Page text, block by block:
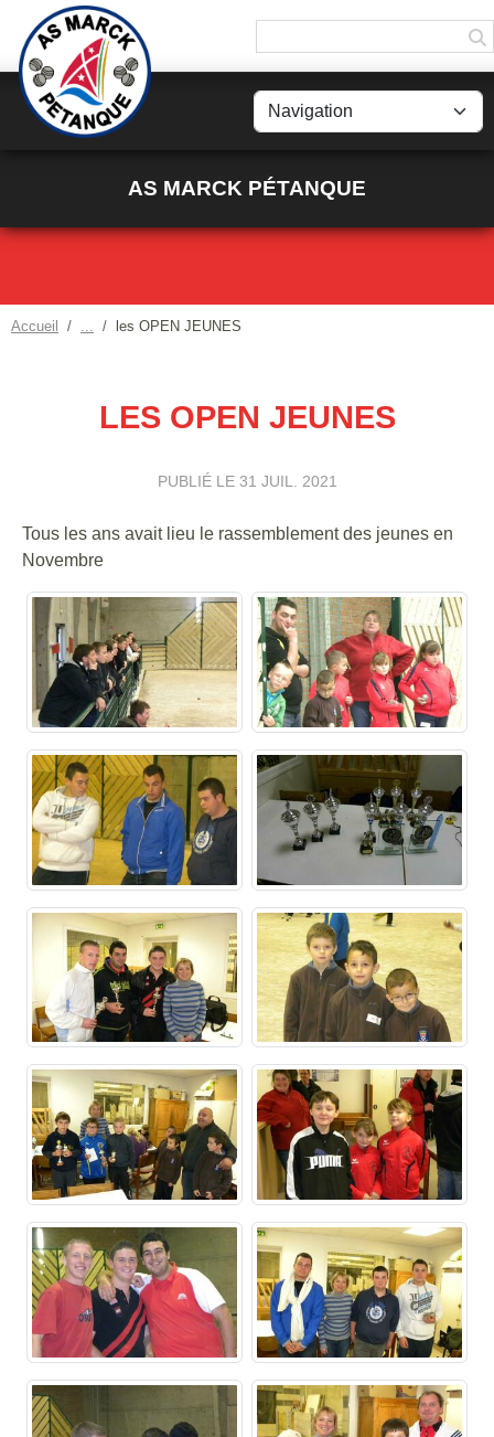
AS MARCK PÉTANQUE
Accueil les OPEN JEUNES
LES OPEN JEUNES
PUBLIÉ LE 31 JUIL. 2021
Tous les ans avait lieu le rassemblement des jeunes en
Novembre
Panneau de gestion des cookies